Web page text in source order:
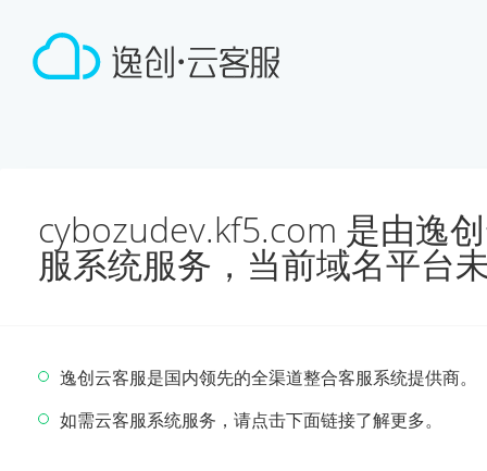
cybozudev.kf5.com 是由逸
服系统服务，当前域名平台
逸创云客服是国内领先的全渠道整合客服系统提供商。
如需云客服系统服务，请点击下面链接了解更多。